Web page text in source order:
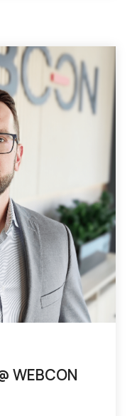
WEBCON